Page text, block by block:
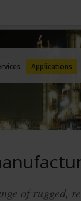
Our
Applications
of rugged,